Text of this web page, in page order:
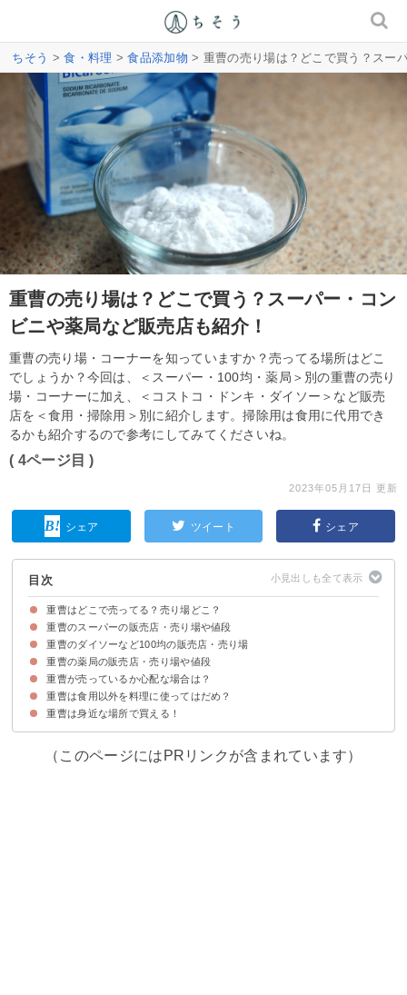
ちそう >食・料理 >食品添加物 > 重曹の売り場は？どこで買う？スー
重曹の売り場は？どこで買う？スーパー・コン
ビニや薬局など販売店も紹介！
重曹の売り場・コーナーを知っていますか？売ってる場所はどこ
でしょうか？今回は、＜スーパー・100均・薬局＞別の重曹の売り
場・コーナーに加え、＜コストコ・ドンキ・ダイソー＞など販売
店を＜食用・掃除用＞別に紹介します。掃除用は食用に代用でき
るかも紹介するので参考にしてみてくださいね。
( 4ページ目 )
2023年05月17日 更新
シェア ツイート シェア
目次
重曹はどこで売ってる？売り場どこ？
重曹はスーパー・薬局やコンビニなどで買える
重曹のスーパーの販売店・売り場や値段
重曹のスーパーの販売店・店舗の一覧
重曹のスーパーでの売り場・コーナーや値段
重曹のダイソーなど100均の販売店・売り場
重曹の100均の販売店・店舗の一覧
重曹の100均での売り場・コーナー
重曹の薬局の販売店・売り場や値段
重曹の薬局の販売店・店舗の一覧
重曹の薬局での売り場・コーナーや値段
重曹が売っているか心配な場合は？
よく行く店舗に電話して確認するのが確実
重曹を通販で買うのも1つの手
重曹は食用以外を料理に使ってはだめ？
重曹は身近な場所で買える！
（このページにはPRリンクが含まれています）